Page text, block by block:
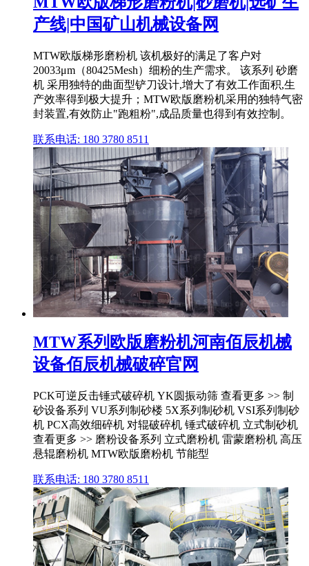
产线|中国矿山机械设备网
MTW欧版梯形磨粉机 该机极好的满足了客户对
20033μm（80425Mesh）细粉的生产需求。 该系列 砂磨
机 采用独特的曲面型铲刀设计,增大了有效工作面积,生
产效率得到极大提升；MTW欧版磨粉机采用的独特气密
封装置,有效防止"跑粗粉",成品质量也得到有效控制。
联系电话: 180 3780 8511
MTW系列欧版磨粉机河南佰辰机械
设备佰辰机械破碎官网
PCK可逆反击锤式破碎机 YK圆振动筛 查看更多 >> 制
砂设备系列 VU系列制砂楼 5X系列制砂机 VSI系列制砂
机 PCX高效细碎机 对辊破碎机 锤式破碎机 立式制砂机
查看更多 >> 磨粉设备系列 立式磨粉机 雷蒙磨粉机 高压
悬辊磨粉机 MTW欧版磨粉机 节能型
联系电话: 180 3780 8511